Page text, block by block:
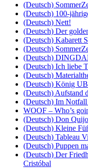
(Deutsch)
(Deutsch) 100-
(Deutsch) Nett!
(Deutsch) Der
(Deutsch) Kabarett
(Deutsch)
(Deutsch)
(Deutsch) Ich liebe
(Deutsch)
(Deutsch) König
(Deutsch) Aufstand
(Deutsch) Im Notfall
WOOF – Who’s
(Deutsch) Don
(Deutsch) Kleine
(Deutsch) Tableau
(Deutsch) Puppen
(Deutsch) Der
Cristóbal